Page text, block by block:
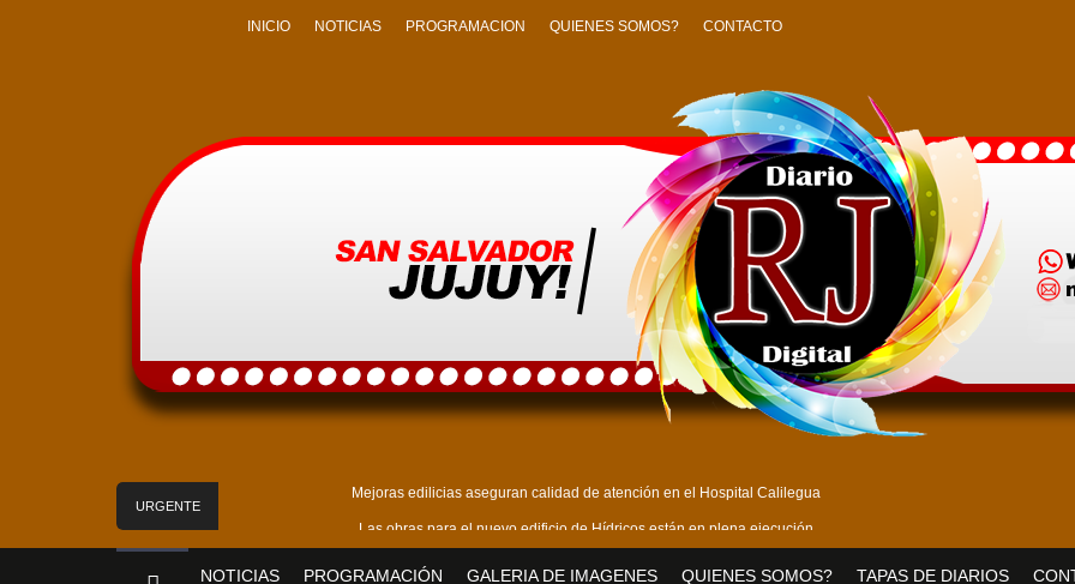
INICIO NOTICIAS PROGRAMACION QUIENES SOMOS? CONTACTO
URGENTE
Mejoras edilicias aseguran calidad de atención en el Hospital Calilegua
Las obras para el nuevo edificio de Hídricos están en plena ejecución
«Jujuy sin barreras» se despliega en Alto Comedero con servicios de Salud para personas con discapacidad
NOTICIAS PROGRAMACIÓN GALERIA DE IMAGENES QUIENES SOMOS? TAPAS DE DIARIOS